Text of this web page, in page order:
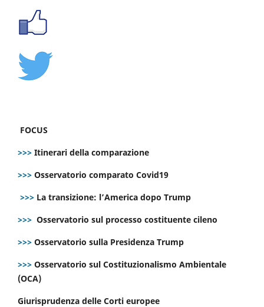
FOCUS
>>> Itinerari della comparazione
>>> Osservatorio comparato Covid19
>>> La transizione: l’America dopo Trump
>>> Osservatorio sul processo costituente cileno
>>> Osservatorio sulla Presidenza Trump
>>> Osservatorio sul Costituzionalismo Ambientale
(OCA)
Giurisprudenza delle Corti europee